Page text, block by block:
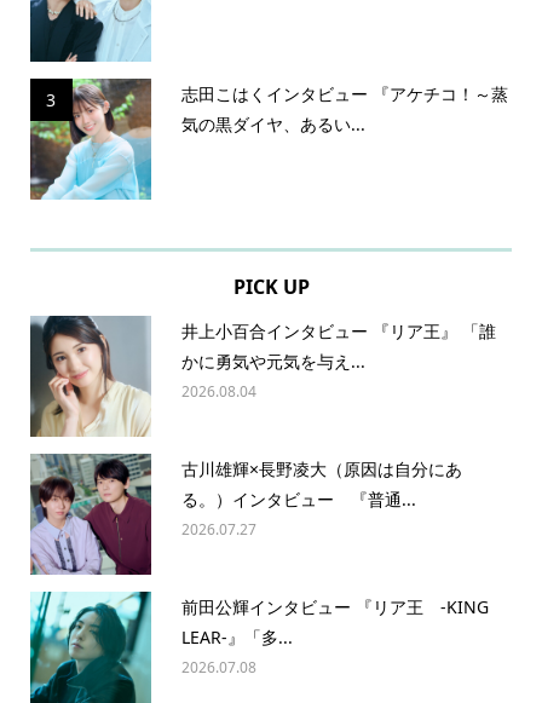
3
志田こはくインタビュー 『アケチコ！～蒸
気の黒ダイヤ、あるい...
PICK UP
井上小百合インタビュー 『リア王』 「誰
かに勇気や元気を与え...
2026.08.04
古川雄輝×長野凌大（原因は自分にあ
る。）インタビュー 『普通...
2026.07.27
前田公輝インタビュー 『リア王 -KING
LEAR-』「多...
2026.07.08